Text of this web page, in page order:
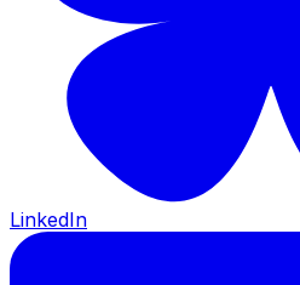
LinkedIn